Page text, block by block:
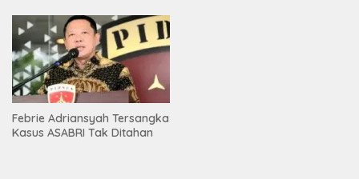
Febrie Adriansyah Tersangka
Kasus ASABRI Tak Ditahan